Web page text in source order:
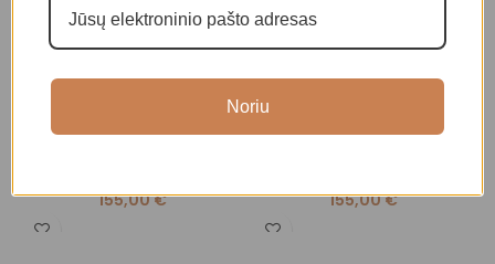
Sadhu lenta „Vilkas” 7 mm
155,00€
Sadhu lenta „Om” 7 mm
155,00€
Noriu